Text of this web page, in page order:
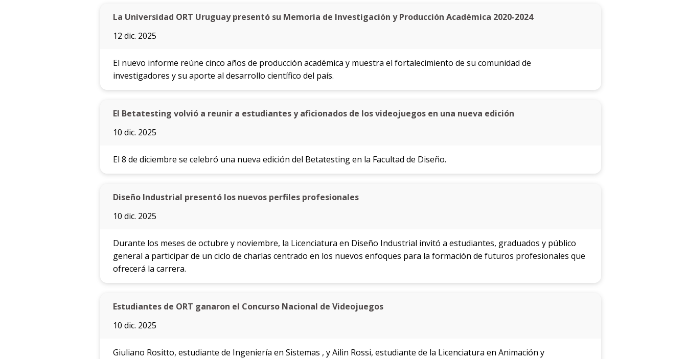
La Universidad ORT Uruguay presentó su Memoria de Investigación y Producción Académica 2020-2024
12 dic. 2025
El nuevo informe reúne cinco años de producción académica y muestra el fortalecimiento de su comunidad de
investigadores y su aporte al desarrollo científico del país.
El Betatesting volvió a reunir a estudiantes y aficionados de los videojuegos en una nueva edición
10 dic. 2025
El 8 de diciembre se celebró una nueva edición del Betatesting en la Facultad de Diseño.
Diseño Industrial presentó los nuevos perfiles profesionales
10 dic. 2025
Durante los meses de octubre y noviembre, la Licenciatura en Diseño Industrial invitó a estudiantes, graduados y público
general a participar de un ciclo de charlas centrado en los nuevos enfoques para la formación de futuros profesionales que
ofrecerá la carrera.
Estudiantes de ORT ganaron el Concurso Nacional de Videojuegos
10 dic. 2025
Giuliano Rositto, estudiante de Ingeniería en Sistemas , y Ailin Rossi, estudiante de la Licenciatura en Animación y